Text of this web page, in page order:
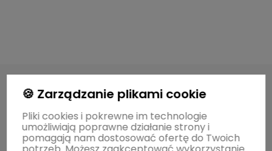
polityce prywatności
O MARCE
🍪 Zarządzanie plikami cookie
Pliki cookies i pokrewne im technologie
umożliwiają poprawne działanie strony i
pomagają nam dostosować ofertę do Twoich